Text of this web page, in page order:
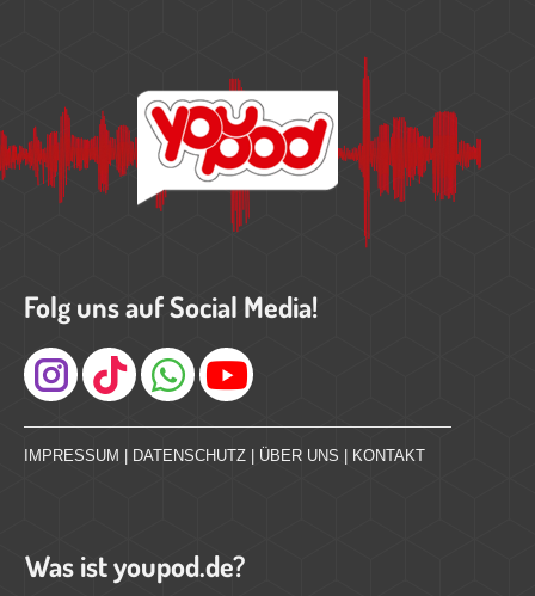
Folg uns auf Social Media!
Instagram
IMPRESSUM DATENSCHUTZ ÜBER UNS KONTAKT
Was ist youpod.de?